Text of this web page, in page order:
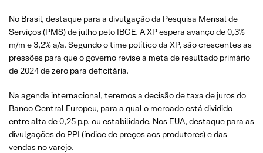
No Brasil, destaque para a divulgação da Pesquisa Mensal de
Serviços (PMS) de julho pelo IBGE. A XP espera avanço de 0,3%
m/m e 3,2% a/a. Segundo o time político da XP, são crescentes as
pressões para que o governo revise a meta de resultado primário
de 2024 de zero para deficitária.
Na agenda internacional, teremos a decisão de taxa de juros do
Banco Central Europeu, para a qual o mercado está dividido
entre alta de 0,25 p.p. ou estabilidade. Nos EUA, destaque para as
divulgações do PPI (índice de preços aos produtores) e das
vendas no varejo.